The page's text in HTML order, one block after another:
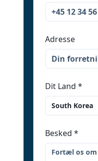
Adresse
Dit Land *
South Korea
Besked *